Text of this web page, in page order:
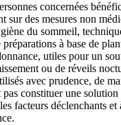
concernées
sur des mesures non
du sommeil,
à base de
utiles pour un
ou de réveils
avec prudence, de
constituer une solution
facteurs déclenchants et